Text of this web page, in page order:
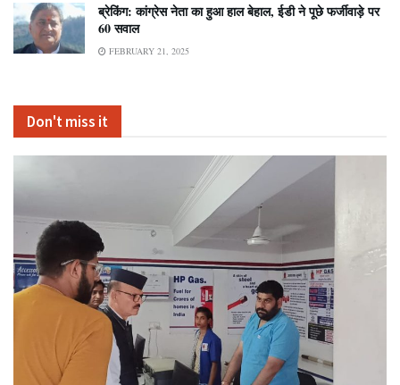
ब्रेकिंग: कांग्रेस नेता का हुआ हाल बेहाल, ईडी ने पूछे फर्जीवाड़े पर
60 सवाल
FEBRUARY 21, 2025
Don't miss it